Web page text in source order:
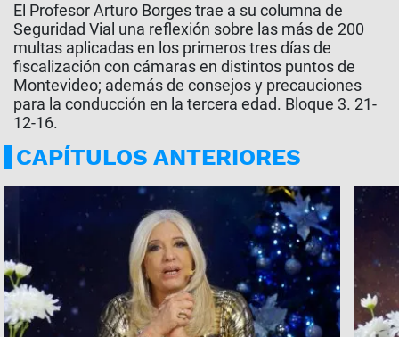
El Profesor Arturo Borges trae a su columna de
Seguridad Vial una reflexión sobre las más de 200
multas aplicadas en los primeros tres días de
fiscalización con cámaras en distintos puntos de
Montevideo; además de consejos y precauciones
para la conducción en la tercera edad. Bloque 3. 21-
12-16.
CAPÍTULOS ANTERIORES